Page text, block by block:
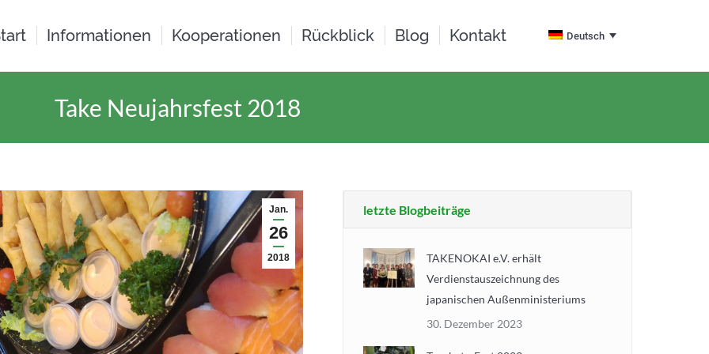
Informationen Kooperationen Rückblick Blog Kontakt Deutsch
Take Neujahrsfest 2018
Jan.
26
2018
letzte Blogbeiträge
TAKENOKAI e.V. erhält
Verdienstauszeichnung des
japanischen Außenministeriums
30. Dezember 2023